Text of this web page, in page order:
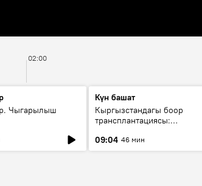
02:00
Чыгарылыш
Күн башат
Кыргызстандагы боор
трансплантациясы:
келечеги
09:04 46 мин